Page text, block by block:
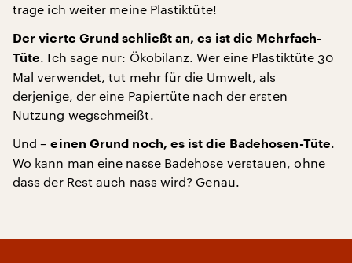
trage ich weiter meine Plastiktüte!
Der vierte Grund schließt an, es ist die Mehrfach-
Tüte. Ich sage nur: Ökobilanz. Wer eine Plastiktüte 30
Mal verwendet, tut mehr für die Umwelt, als
derjenige, der eine Papiertüte nach der ersten
Nutzung wegschmeißt.
Und –einen Grund noch, es ist die Badehosen-Tüte.
Wo kann man eine nasse Badehose verstauen, ohne
dass der Rest auch nass wird? Genau.